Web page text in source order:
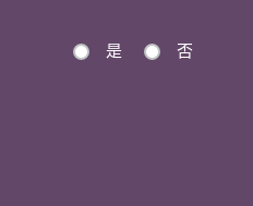
是 否